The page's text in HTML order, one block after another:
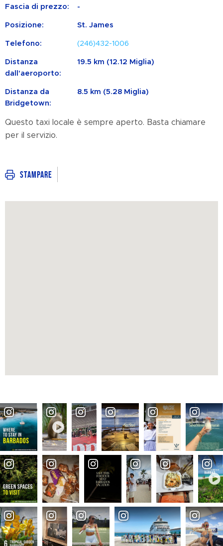
Fascia di prezzo: -
Posizione: St. James
Telefono: (246)432-1006
Distanza
dall'aeroporto:
19.5 km (12.12 Miglia)
Distanza da
Bridgetown:
8.5 km (5.28 Miglia)
Questo taxi locale è sempre aperto. Basta chiamare
per il servizio.
Stampare